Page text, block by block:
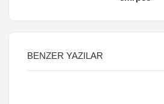
BENZER YAZILAR